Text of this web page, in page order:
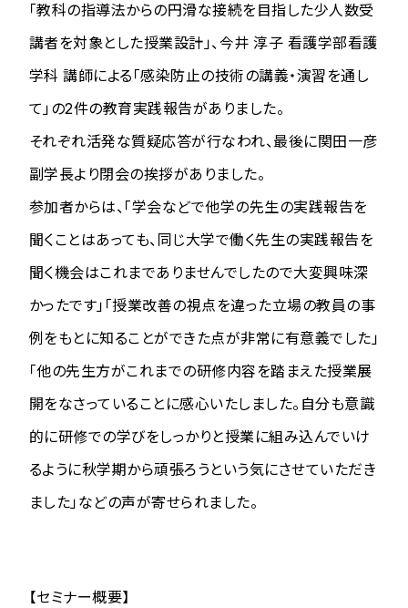
「教科の指導法からの円滑な接続を目指した少人数受
講者を対象とした授業設計」、今井 淳子 看護学部看護
学科 講師による「感染防止の技術の講義・演習を通し
て」の2件の教育実践報告がありました。
それぞれ活発な質疑応答が行なわれ、最後に関田一彦
副学長より閉会の挨拶がありました。
参加者からは、「学会などで他学の先生の実践報告を
聞くことはあっても、同じ大学で働く先生の実践報告を
聞く機会はこれまでありませんでしたので大変興味深
かったです」「授業改善の視点を違った立場の教員の事
例をもとに知ることができた点が非常に有意義でした」
「他の先生方がこれまでの研修内容を踏まえた授業展
開をなさっていることに感心いたしました。自分も意識
的に研修での学びをしっかりと授業に組み込んでいけ
るように秋学期から頑張ろうという気にさせていただき
ました」などの声が寄せられました。
【セミナー概要】